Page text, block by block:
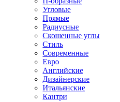
Угловые
Прямые
Радиусные
Скошенные углы
Стиль
Современные
Евро
Английские
Дизайнерские
Итальянские
Кантри